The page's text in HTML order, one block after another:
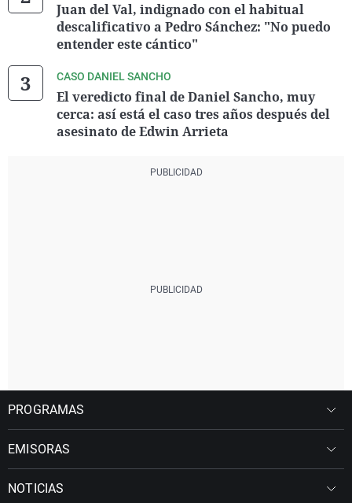
Juan del Val, indignado con el habitual
descalificativo a Pedro Sánchez: "No puedo
entender este cántico"
CASO DANIEL SANCHO
El veredicto final de Daniel Sancho, muy
cerca: así está el caso tres años después del
asesinato de Edwin Arrieta
PROGRAMAS
EMISORAS
NOTICIAS